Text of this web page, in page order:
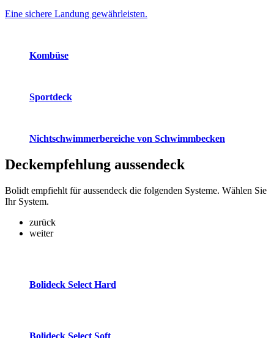
Eine sichere Landung gewährleisten.
Kombüse
Sportdeck
Nichtschwimmerbereiche von Schwimmbecken
Deckempfehlung aussendeck
Bolidt empfiehlt für aussendeck die folgenden Systeme. Wählen Sie
Ihr System.
zurück
weiter
Bolideck Select Hard
Bolideck Select Soft